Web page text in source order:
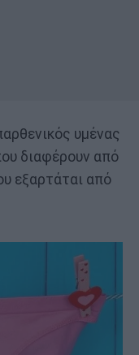
υμένας
διαφέρουν από
εξαρτάται από